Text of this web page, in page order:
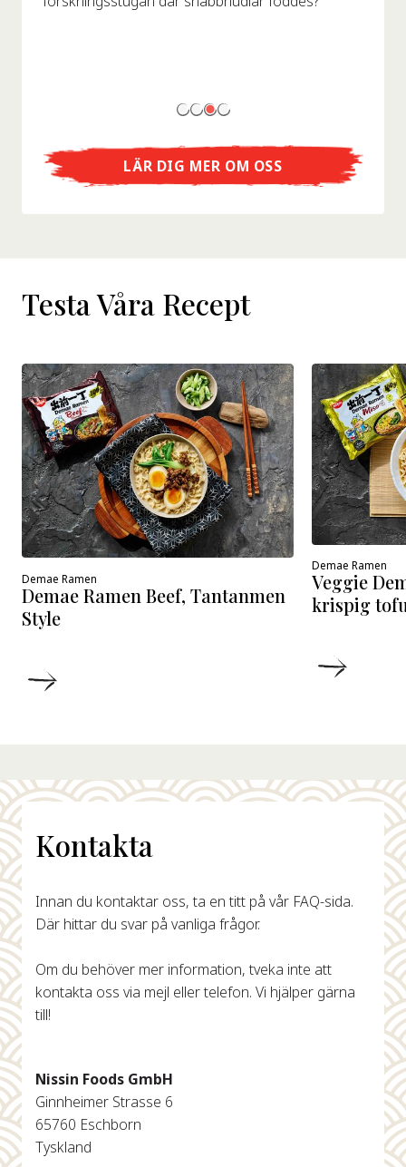
LÄR DIG MER OM OSS
Testa Våra Recept
Demae Ramen
Demae Ramen Beef, Tantanmen
Style
Demae Ramen
Veggie
krispig
Kontakta
Innan du kontaktar oss, ta en titt på vår FAQ-sida.
Där hittar du svar på vanliga frågor.
Om du behöver mer information, tveka inte att
kontakta oss via mejl eller telefon. Vi hjälper gärna
till!
Nissin Foods GmbH
Ginnheimer Strasse 6
65760 Eschborn
Tyskland